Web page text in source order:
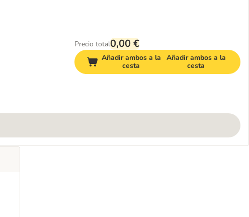
Precio total0,00 €
Añadir ambos a la
cesta
Añadir ambos a la
cesta